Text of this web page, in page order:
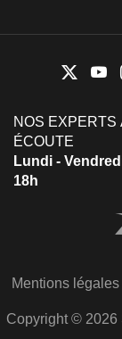
NOS EXPERTS
ÉCOUTE
Lundi -
18h
Mentions légales
Copyright © 2026